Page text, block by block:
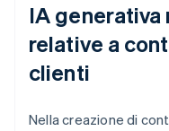
IA generativa
relative a
clienti
Nella creazione di